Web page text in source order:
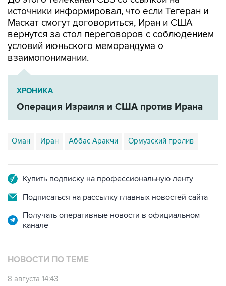
источники информировал, что если Тегеран и
Маскат смогут договориться, Иран и США
вернутся за стол переговоров с соблюдением
условий июньского меморандума о
взаимопонимании.
ХРОНИКА
Операция Израиля и США против Ирана
Оман Иран Аббас Аракчи Ормузский пролив
Купить подписку на профессиональную ленту
Подписаться на рассылку главных новостей сайта
Получать оперативные новости в официальном
канале
НОВОСТИ ПО ТЕМЕ
8 августа 14:43